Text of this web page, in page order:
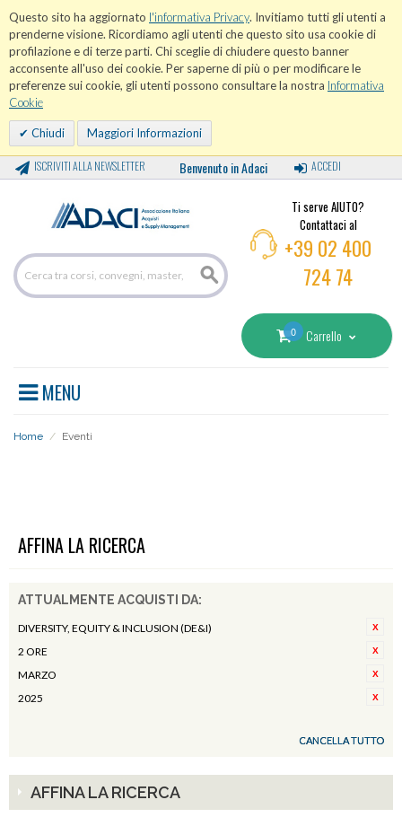
Questo sito ha aggiornato l'informativa Privacy. Invitiamo tutti gli utenti a
prenderne visione. Ricordiamo agli utenti che questo sito usa cookie di
profilazione e di terze parti. Chi sceglie di chiudere questo banner
acconsente all'uso dei cookie. Per saperne di più o per modificare le
preferenze sui cookie, gli utenti possono consultare la nostra Informativa
Cookie
Chiudi Maggiori Informazioni
ISCRIVITI ALLA NEWSLETTER Benvenuto in Adaci ACCEDI
Ti serve AIUTO?
Contattaci al
+39 02 400
724 74
0 Carrello
MENU
Home / Eventi
AFFINA LA RICERCA
ATTUALMENTE ACQUISTI DA:
DIVERSITY, EQUITY & INCLUSION (DE&I)
2 ORE
MARZO
2025
CANCELLA TUTTO
AFFINA LA RICERCA